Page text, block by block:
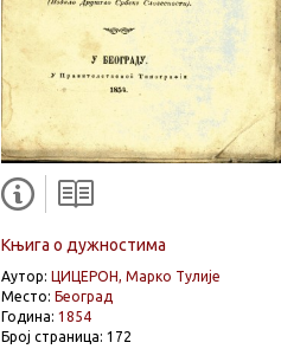
Књига о дужностима
Аутор: ЦИЦЕРОН, Марко Тулије
Место: Београд
Година: 1854
Број страница: 172